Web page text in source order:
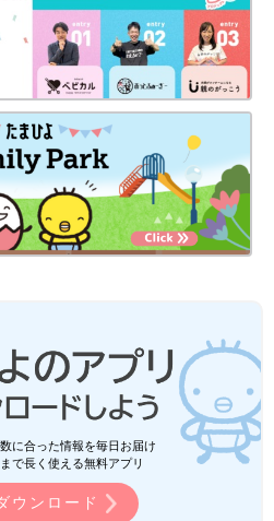
に合った情報を毎日お届け
で長く使える無料アプリ
ウンロード